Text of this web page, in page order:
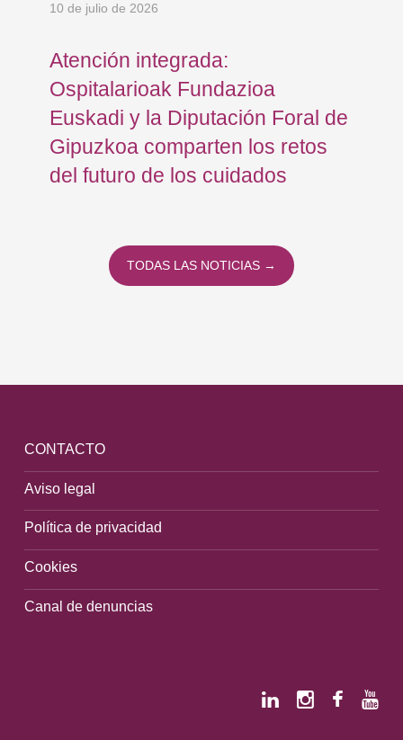
10 de julio de 2026
Atención integrada:
Ospitalarioak Fundazioa
Euskadi y la Diputación Foral de
Gipuzkoa comparten los retos
del futuro de los cuidados
TODAS LAS NOTICIAS →
CONTACTO
Aviso legal
Política de privacidad
Cookies
Canal de denuncias